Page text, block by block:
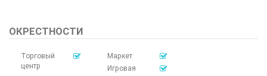
ОКРЕСТНОСТИ
Торговый
центр
Маркет
Игровая